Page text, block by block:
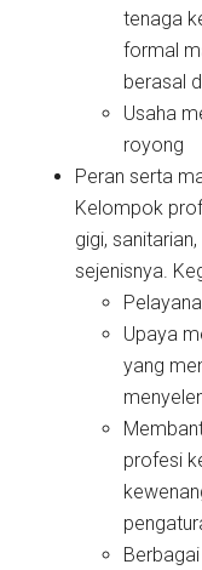
tenaga
formal
berasal
Usaha
royong
Peran serta
Kelompok
gigi,
sejenisnya.
Upaya
yang
profesi